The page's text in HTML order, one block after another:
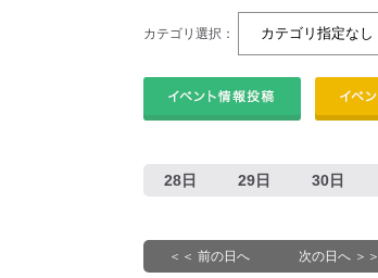
カテゴリ選択：
28日 29日 30日
＜＜ 前の日へ 次の日へ ＞＞